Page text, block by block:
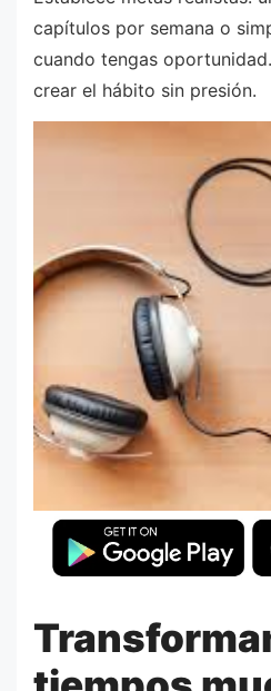
capítulos por semana o
cuando tengas
crear el hábito sin presión.